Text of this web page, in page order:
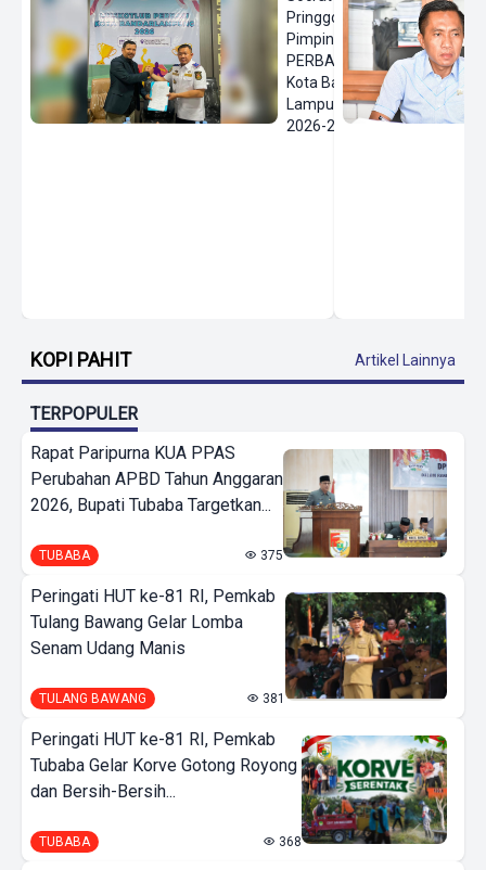
Pringgodanu
Pimpin
PERBASI
Kota Bandar
Lampung
2026-2030
KOPI PAHIT Artikel Lainnya
TERPOPULER
Rapat Paripurna KUA PPAS
Perubahan APBD Tahun Anggaran
2026, Bupati Tubaba Targetkan...
TUBABA 375
Peringati HUT ke-81 RI, Pemkab
Tulang Bawang Gelar Lomba
Senam Udang Manis
TULANG BAWANG 381
Peringati HUT ke-81 RI, Pemkab
Tubaba Gelar Korve Gotong Royong
dan Bersih-Bersih...
TUBABA 368